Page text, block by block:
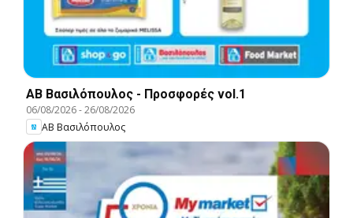
ΑΒ Βασιλόπουλος - Προσφορές vol.1
06/08/2026-26/08/2026
ΑΒ Βασιλόπουλος